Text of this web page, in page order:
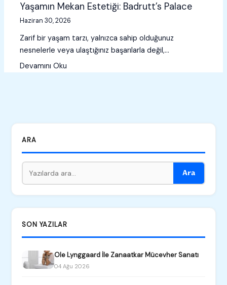
Yaşamın Mekan Estetiği: Badrutt’s Palace
Haziran 30, 2026
Zarif bir yaşam tarzı, yalnızca sahip olduğunuz
nesnelerle veya ulaştığınız başarılarla değil,…
Devamını Oku
ARA
Ara
SON YAZILAR
Ole Lynggaard İle Zanaatkar Mücevher Sanatı
04 Ağu 2026